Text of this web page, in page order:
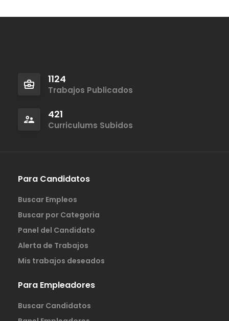
1124
Trabajos Publicados
421
Curriculums Subidos
Para Candidatos
Buscar Empleos
Buscar por Categoria
Panel del Candidato
Alerta de Trabajos
Mis trabajos deseados
Para Empleadores
Buscar Candidatos